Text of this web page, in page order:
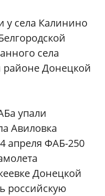
села Калинино
села
районе Донецкой
упали
Авиловка
апреля ФАБ-250
Донецкой
российскую